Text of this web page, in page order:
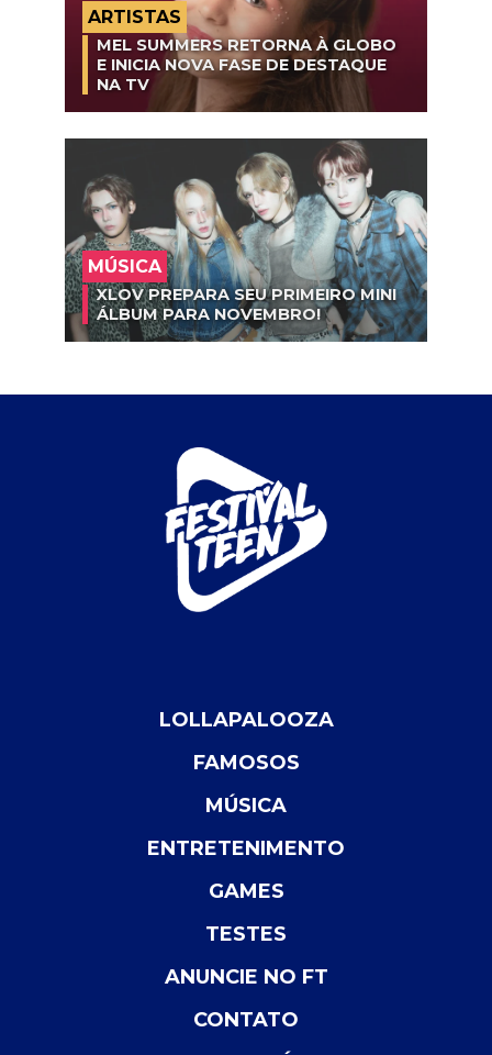
ARTISTAS
MEL SUMMERS RETORNA À GLOBO
E INICIA NOVA FASE DE DESTAQUE
NA TV
MÚSICA
XLOV PREPARA SEU PRIMEIRO MINI
ÁLBUM PARA NOVEMBRO!
LOLLAPALOOZA
FAMOSOS
MÚSICA
ENTRETENIMENTO
GAMES
TESTES
ANUNCIE NO FT
CONTATO